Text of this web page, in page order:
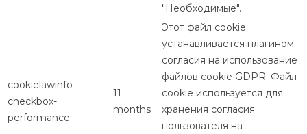
"Необходимые".
cookielawinfo-
checkbox-
performance
11
months
Этот файл cookie
устанавливается плагином
согласия на использование
файлов cookie GDPR. Файл
cookie используется для
хранения согласия
пользователя на